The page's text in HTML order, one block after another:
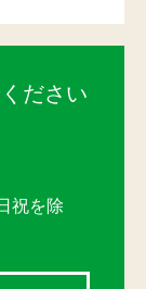
ださい
祝を除